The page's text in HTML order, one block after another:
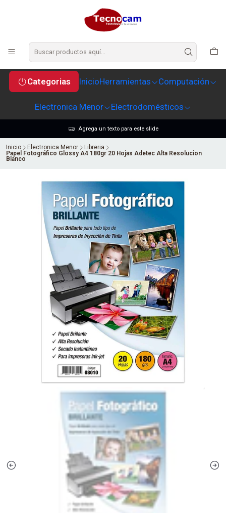
Categorias InicioHerramientas Computación
Electronica Menor Electrodomésticos
Agrega un texto para este slide
Inicio Electronica Menor
Libreria
Papel Fotográfico Glossy A4 180gr 20 Hojas Adetec Alta Resolucion
Blanco